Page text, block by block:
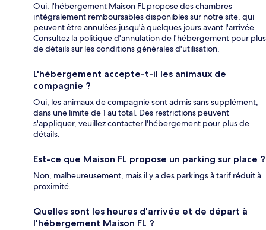
Oui, l'hébergement Maison FL propose des chambres
intégralement remboursables disponibles sur notre site, qui
peuvent être annulées jusqu'à quelques jours avant l'arrivée.
Consultez la politique d'annulation de l'hébergement pour plus
de détails sur les conditions générales d'utilisation.
L'hébergement accepte-t-il les animaux de
compagnie ?
Oui, les animaux de compagnie sont admis sans supplément,
dans une limite de 1 au total. Des restrictions peuvent
s'appliquer, veuillez contacter l'hébergement pour plus de
détails.
Est-ce que Maison FL propose un parking sur place ?
Non, malheureusement, mais il y a des parkings à tarif réduit à
proximité.
Quelles sont les heures d'arrivée et de départ à
l'hébergement Maison FL ?